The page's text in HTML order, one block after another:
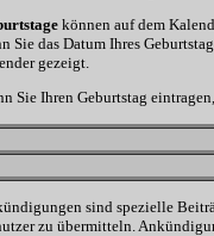
können auf dem
Sie das Datum Ihres
gezeigt.
Sie Ihren Geburtstag
sind spezielle
zu übermitteln.